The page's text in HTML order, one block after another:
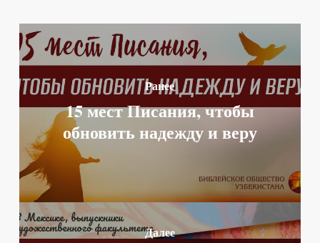
Ранее
15 мест Писания, чтобы
обновить надежду и веру
Далее